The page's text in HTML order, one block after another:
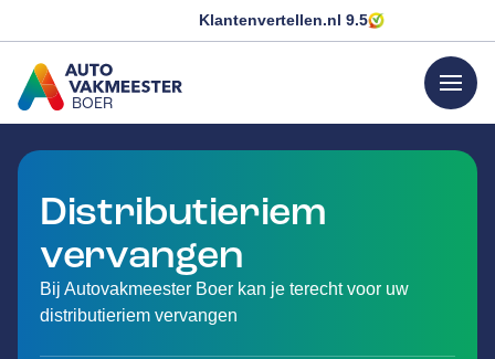
Klantenvertellen.nl 9.5
BOER
GA NAAR DE HOMEPAGINA
menu
Distributieriem
vervangen
Bij Autovakmeester Boer kan je terecht voor uw
distributieriem vervangen